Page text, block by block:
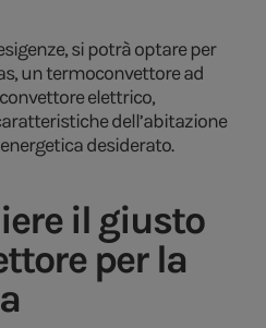
si potrà optare per
un termoconvettore ad
elettrico,
dell’abitazione
desiderato.
il giusto
per la